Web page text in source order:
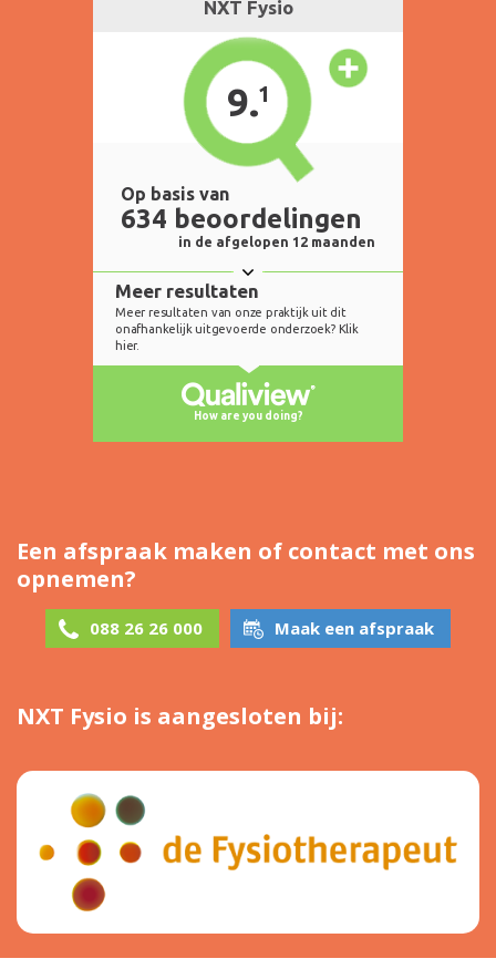
Een afspraak maken of contact met ons
opnemen?
088 26 26 000 Maak een afspraak
NXT Fysio is aangesloten bij: